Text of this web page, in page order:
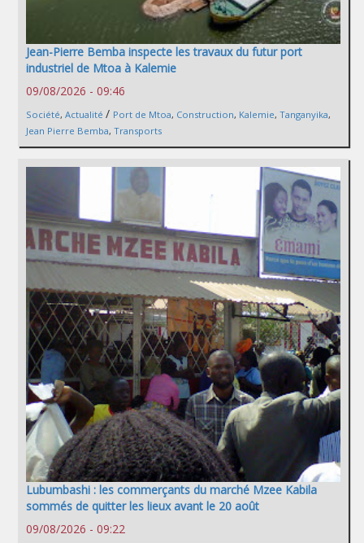
Jean-Pierre Bemba inspecte les travaux du futur port
industriel de Mtoa à Kalemie
09/08/2026 - 09:46
Société, Actualité / Port de Mtoa, Construction, Kalemie, Tanganyika,
Jean Pierre Bemba, Transports
Lubumbashi : les commerçants du marché Mzee Kabila
sommés de quitter les lieux avant le 20 août
09/08/2026 - 09:22